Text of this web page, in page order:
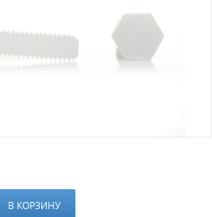
В КОРЗИНУ